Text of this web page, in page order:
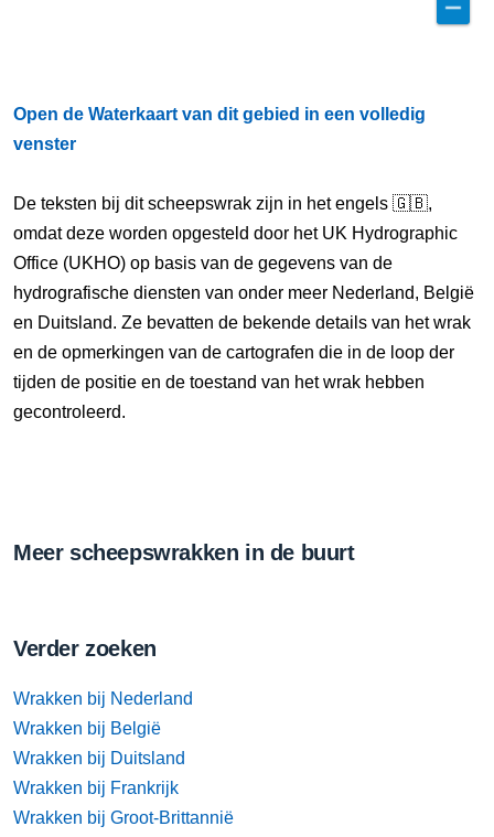
Open de Waterkaart van dit gebied in een volledig
venster
De teksten bij dit scheepswrak zijn in het engels 🇬🇧,
omdat deze worden opgesteld door het UK Hydrographic
Office (UKHO) op basis van de gegevens van de
hydrografische diensten van onder meer Nederland, België
en Duitsland. Ze bevatten de bekende details van het wrak
en de opmerkingen van de cartografen die in de loop der
tijden de positie en de toestand van het wrak hebben
gecontroleerd.
Meer scheepswrakken in de buurt
Verder zoeken
Wrakken bij Nederland
Wrakken bij België
Wrakken bij Duitsland
Wrakken bij Frankrijk
Wrakken bij Groot-Brittannië